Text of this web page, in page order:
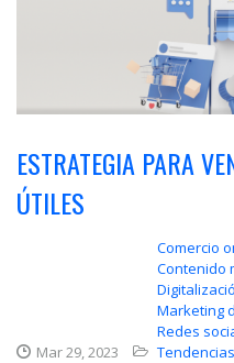
ESTRATEGIA PARA
ÚTILES
Mar 29, 2023
Comercio
Contenido
Marketing
Redes